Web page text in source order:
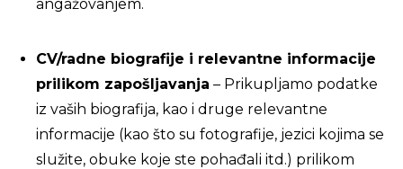
angažovanjem.
CV/radne biografije i relevantne informacije
prilikom zapošljavanja – Prikupljamo podatke
iz vaših biografija, kao i druge relevantne
informacije (kao što su fotografije, jezici kojima se
služite, obuke koje ste pohađali itd.) prilikom